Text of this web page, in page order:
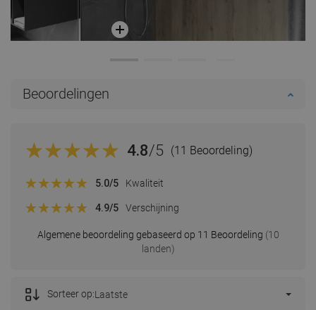
Beoordelingen
4.8/5 (11 Beoordeling)
Algemene beoordeling gebaseerd op 11 Beoordeling (10
landen)
5.0/5 Kwaliteit
4.9/5 Verschijning
Sorteer op:Laatste